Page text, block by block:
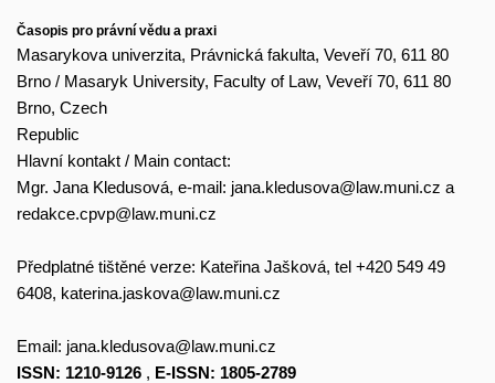
Časopis pro právní vědu a praxi
Masarykova univerzita, Právnická fakulta, Veveří 70, 611 80
Brno / Masaryk University, Faculty of Law, Veveří 70, 611 80
Brno, Czech
Republic
Hlavní kontakt / Main contact:
Mgr. Jana Kledusová, e-mail: jana.kledusova@law.muni.cz a
redakce.cpvp@law.muni.cz
Předplatné tištěné verze: Kateřina Jašková, tel +420 549 49
6408, katerina.jaskova@law.muni.cz
Email: jana.kledusova@law.muni.cz
ISSN: 1210-9126 , E-ISSN: 1805-2789